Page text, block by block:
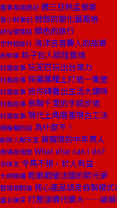
董事長嬉遊記 週三狂熱孟斐斯
嘗小鮮筆記 微微的變化展風格
詩仙堂閒話 顏色的旅行
世界超旅行 海洋吉普賽人的故鄉
新鮮事 粽子包入歐陸風情
封面故事 玩泥巴玩出台灣力
封面故事 採遍萬種土打造一隻壺
封面故事 迷你磚疊出生活大趣味
封面故事 串聯千里的手感步道
封面故事 現代土角厝重現古工法
總編輯的話 為什麼不！
創辦人聊天室 被寵壞的中年男人
商場自慢塾 What else can I do?
去梯言 令馬不損，於人有益
大師開講 乾脆戳破法國的歐元夢
管理相對論 核心產品該走自製模式
童言識李 打壓漲價代價大——論競